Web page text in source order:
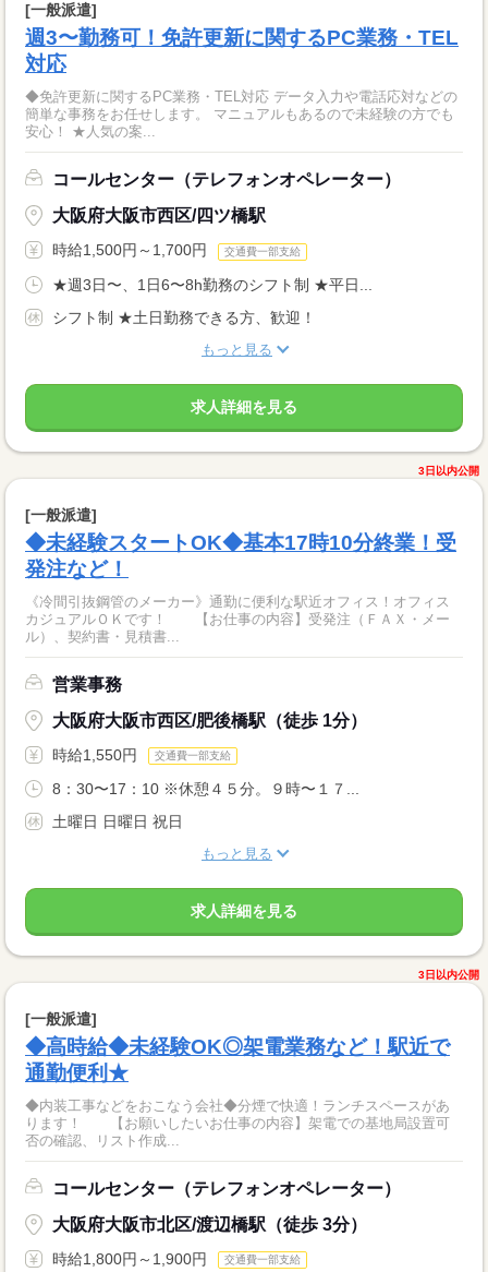
[一般派遣]
週3〜勤務可！免許更新に関するPC業務・TEL
対応
◆免許更新に関するPC業務・TEL対応 データ入力や電話応対などの
簡単な事務をお任せします。 マニュアルもあるので未経験の方でも
安心！ ★人気の案...
コールセンター（テレフォンオペレーター）
大阪府大阪市西区/四ツ橋駅
時給1,500円～1,700円 交通費一部支給
★週3日〜、1日6〜8h勤務のシフト制 ★平日...
シフト制 ★土日勤務できる方、歓迎！
もっと見る
求人詳細を見る
3日以内公開
[一般派遣]
◆未経験スタートOK◆基本17時10分終業！受
発注など！
《冷間引抜鋼管のメーカー》通勤に便利な駅近オフィス！オフィス
カジュアルＯＫです！ 【お仕事の内容】受発注（ＦＡＸ・メー
ル）、契約書・見積書...
営業事務
大阪府大阪市西区/肥後橋駅（徒歩 1分）
時給1,550円 交通費一部支給
8：30〜17：10 ※休憩４５分。９時〜１７...
土曜日 日曜日 祝日
もっと見る
求人詳細を見る
3日以内公開
[一般派遣]
◆高時給◆未経験OK◎架電業務など！駅近で
通勤便利★
◆内装工事などをおこなう会社◆分煙で快適！ランチスペースがあ
ります！ 【お願いしたいお仕事の内容】架電での基地局設置可
否の確認、リスト作成...
コールセンター（テレフォンオペレーター）
大阪府大阪市北区/渡辺橋駅（徒歩 3分）
時給1,800円～1,900円 交通費一部支給